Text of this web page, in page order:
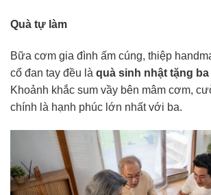
Quà tự làm
Bữa cơm gia đình ấm cúng, thiệp
cổ đan tay đều là quà sinh nhật tặng ba
Khoảnh khắc sum vầy bên mâm cơm,
chính là hạnh phúc lớn nhất với ba.